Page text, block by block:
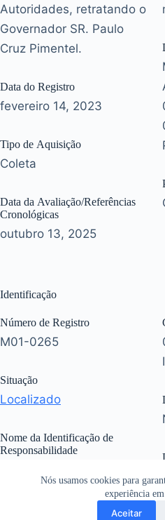
Nós usamos cookies para
experiência
Aceitar
Autoridades, retratando o
Governador SR. Paulo
Cruz Pimentel.
Data do Registro
fevereiro 14, 2023
Tipo de Aquisição
Coleta
Data da Avaliação/Referências
Cronológicas
outubro 13, 2025
Identificação
Número de Registro
M01-0265
Situação
Localizado
Nome da Identificação de
Responsabilidade